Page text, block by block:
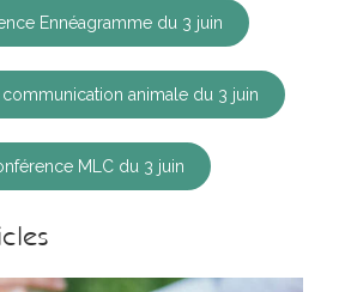
Ennéagramme du 3 juin
animale du 3 juin
MLC du 3 juin